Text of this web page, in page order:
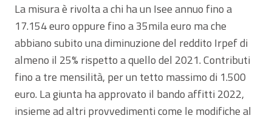
La misura è rivolta a chi ha un Isee annuo fino a
17.154 euro oppure fino a 35mila euro ma che
abbiano subito una diminuzione del reddito Irpef di
almeno il 25% rispetto a quello del 2021. Contributi
fino a tre mensilità, per un tetto massimo di 1.500
euro. La giunta ha approvato il bando affitti 2022,
insieme ad altri provvedimenti come le modifiche al